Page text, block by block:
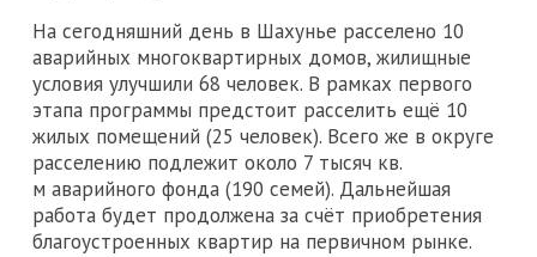
На сегодняшний день в Шахунье расселено 10
аварийных многоквартирных домов, жилищные
условия улучшили 68 человек. В рамках первого
этапа программы предстоит расселить ещё 10
жилых помещений (25 человек). Всего же в округе
расселению подлежит около 7 тысяч кв.
м аварийного фонда (190 семей). Дальнейшая
работа будет продолжена за счёт приобретения
благоустроенных квартир на первичном рынке.